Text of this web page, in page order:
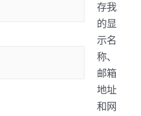
存我
的显
示名
称、
邮箱
地址
和网